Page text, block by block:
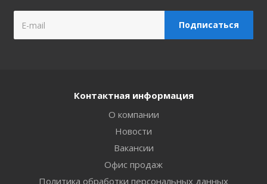
Контактная информация
О компании
Новости
Вакансии
Офис продаж
Политика обработки персональных данных